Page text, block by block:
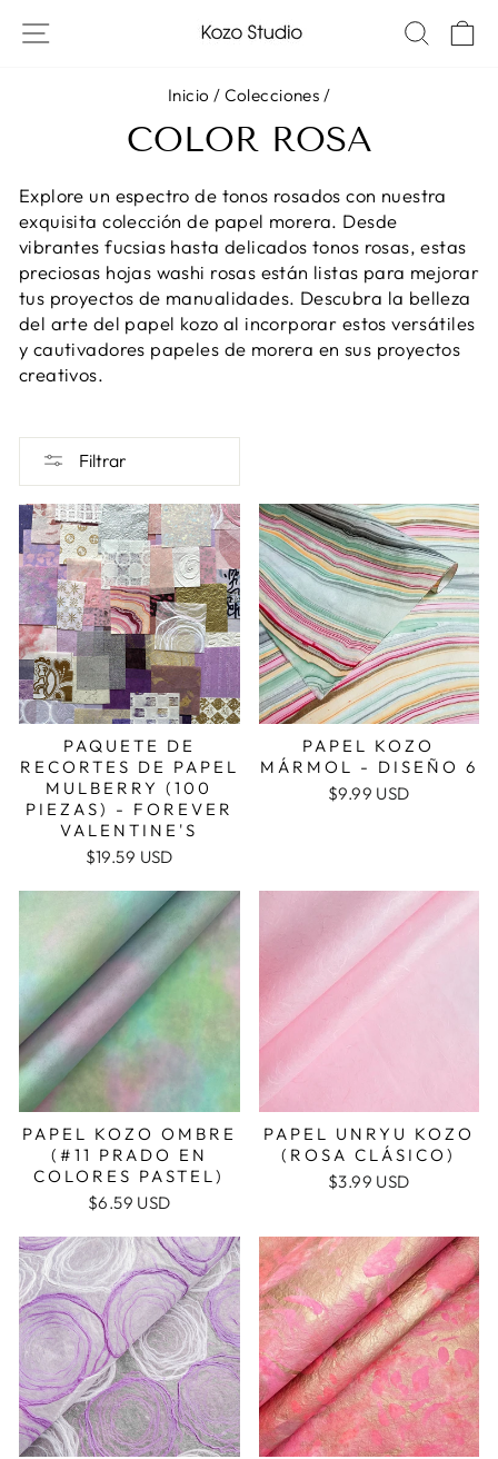
NAVEGACIÓN DEL SITIO
Inicio / Colecciones /
COLOR ROSA
Explore un espectro de tonos rosados con nuestra
exquisita colección de papel morera. Desde
vibrantes fucsias hasta delicados tonos rosas, estas
preciosas hojas washi rosas están listas para mejorar
tus proyectos de manualidades. Descubra la belleza
del arte del papel kozo al incorporar estos versátiles
y cautivadores papeles de morera en sus proyectos
creativos.
Filtrar
PAQUETE DE
RECORTES DE PAPEL
MULBERRY (100
PIEZAS) - FOREVER
VALENTINE'S
$19.59 USD
PAPEL KOZO
MÁRMOL - DISEÑO 6
$9.99 USD
PAPEL KOZO OMBRE
(#11 PRADO EN
COLORES PASTEL)
$6.59 USD
PAPEL UNRYU KOZO
(ROSA CLÁSICO)
$3.99 USD